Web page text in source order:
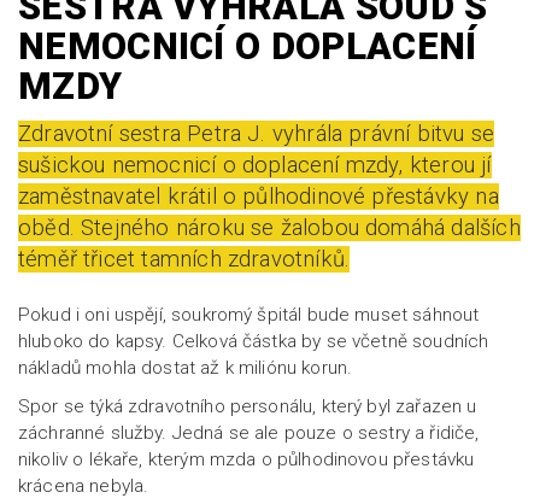
NEMOCNICÍ O DOPLACENÍ
MZDY
Zdravotní sestra Petra J. vyhrála právní bitvu se
sušickou nemocnicí o doplacení mzdy, kterou jí
zaměstnavatel krátil o půlhodinové přestávky na
oběd. Stejného nároku se žalobou domáhá dalších
téměř třicet tamních zdravotníků.
Pokud i oni uspějí, soukromý špitál bude muset sáhnout
hluboko do kapsy. Celková částka by se včetně soudních
nákladů mohla dostat až k miliónu korun.
Spor se týká zdravotního personálu, který byl zařazen u
záchranné služby. Jedná se ale pouze o sestry a řidiče,
nikoliv o lékaře, kterým mzda o půlhodinovou přestávku
krácena nebyla.